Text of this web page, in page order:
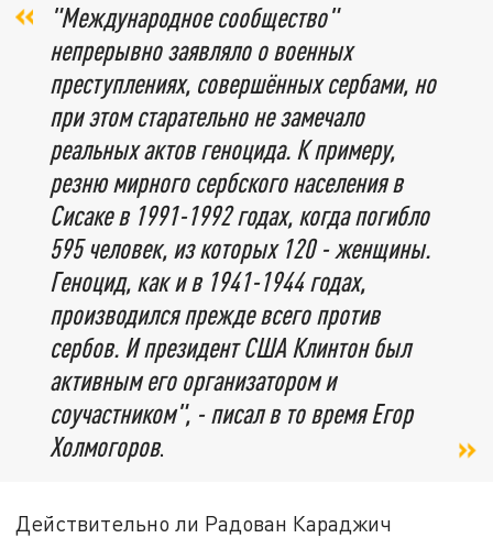
"Международное сообщество"
непрерывно заявляло о военных
преступлениях, совершённых сербами, но
при этом старательно не замечало
реальных актов геноцида. К примеру,
резню мирного сербского населения в
Сисаке в 1991-1992 годах, когда погибло
595 человек, из которых 120 - женщины.
Геноцид, как и в 1941-1944 годах,
производился прежде всего против
сербов. И президент США Клинтон был
активным его организатором и
соучастником", - писал в то время Егор
Холмогоров.
Действительно ли Радован Караджич